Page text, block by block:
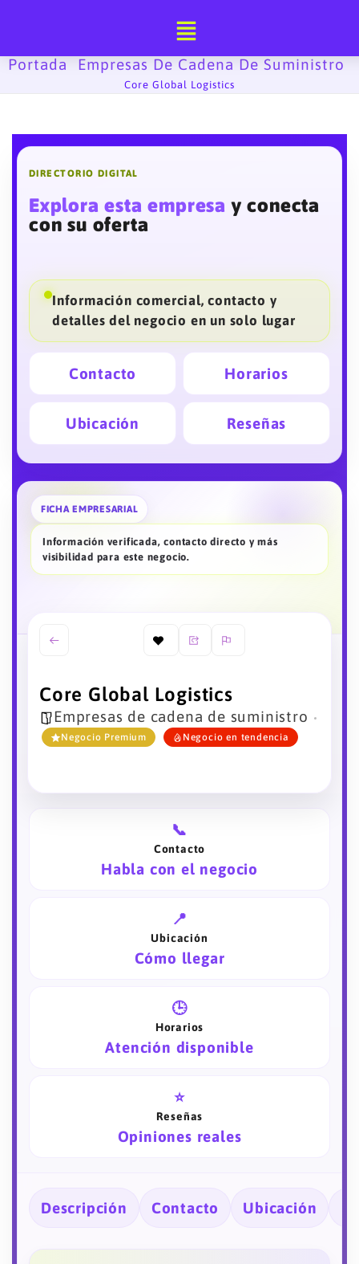
contenido
Portada Empresas De Cadena De Suministro
Core Global Logistics
DIRECTORIO DIGITAL
Explora esta empresa y conecta
con su oferta
Información comercial, contacto y
detalles del negocio en un solo lugar
Contacto Horarios
Ubicación Reseñas
FICHA EMPRESARIAL
Información verificada, contacto directo y más
visibilidad para este negocio.
Core Global Logistics
Empresas de cadena de suministro
Negocio Premium Negocio en tendencia
📞
Contacto
Habla con el negocio
📍
Ubicación
Cómo llegar
🕒
Horarios
Atención disponible
⭐
Reseñas
Opiniones reales
Descripción Contacto Ubicación